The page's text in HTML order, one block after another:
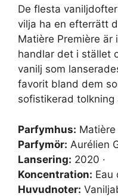
De flesta
vilja ha en efterrätt
Matière Première är
handlar det i stället
vanilj som
favorit bland dem
sofistikerad tolkning
Parfymhus: Matière
Parfymör: Aurélien
Lansering: 2020 ·
Koncentration: Eau
Huvudnoter: